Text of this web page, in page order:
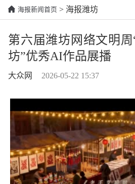
海报新闻首页 > 海报潍坊
第六届潍坊网络文明
坊”优秀AI作品展播
大众网 2026-05-22 15:37